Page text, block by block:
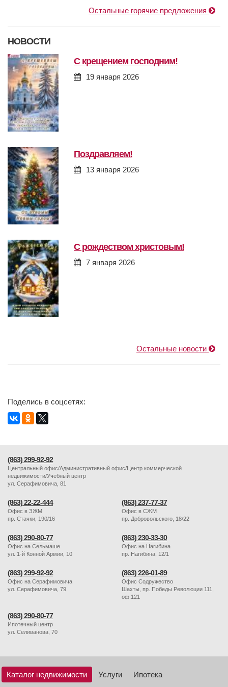
Остальные горячие предложения
НОВОСТИ
с крещением господним!
19 января 2026
поздравляем!
13 января 2026
с рождеством христовым!
7 января 2026
Остальные новости
Поделись в соцсетях:
(863) 299-92-92
Центральный офис/Административный офис/Центр коммерческой
недвижимости/Учебный центр
ул. Серафимовича, 81
(863) 22-22-444
Офис в ЗЖМ
пр. Стачки, 190/16
(863) 237-77-37
Офис в СЖМ
пр. Добровольского, 18/22
(863) 290-80-77
Офис на Сельмаше
ул. 1-й Конной Армии, 10
(863) 230-33-30
Офис на Нагибина
пр. Нагибина, 12/1
(863) 299-92-92
Офис на Серафимовича
ул. Серафимовича, 79
(863) 226-01-89
Офис Содружество
Шахты, пр. Победы Революции 111,
оф.121
(863) 290-80-77
Ипотечный центр
ул. Селиванова, 70
Каталог недвижимости Услуги
Ипотека